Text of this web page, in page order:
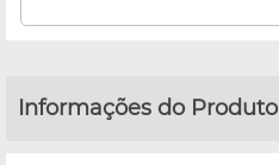
Informações do Produto